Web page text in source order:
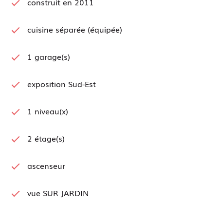
privative sur le parking sécurisé complète ce bien.
en harmonie avec l'architecture de la résidence
est exposé sont disponibles sur le site
cuisine séparée (équipée)
1 garage(s)
exposition Sud-Est
1 niveau(x)
2 étage(s)
ascenseur
vue SUR JARDIN